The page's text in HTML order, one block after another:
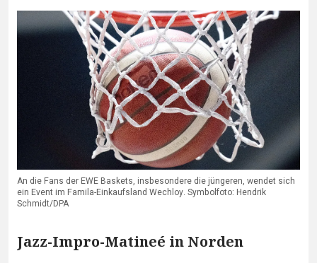
An die Fans der EWE Baskets, insbesondere die jüngeren, wendet sich
ein Event im Famila-Einkaufsland Wechloy. Symbolfoto: Hendrik
Schmidt/DPA
Jazz-Impro-Matineé in Norden